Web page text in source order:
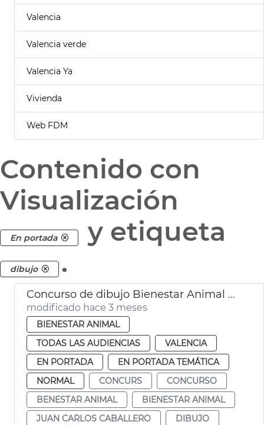
Valencia
Valencia verde
Valencia Ya
Vivienda
Web FDM
Contenido con
Visualización
En portada y etiqueta
dibujo .
Concurso de dibujo Bienestar Animal València
modificado hace 3 meses
BIENESTAR ANIMAL
TODAS LAS AUDIENCIAS
VALENCIA
EN PORTADA
EN PORTADA TEMÁTICA
NORMAL
CONCURS
CONCURSO
BENESTAR ANIMAL
BIENESTAR ANIMAL
JUAN CARLOS CABALLERO
DIBUJO